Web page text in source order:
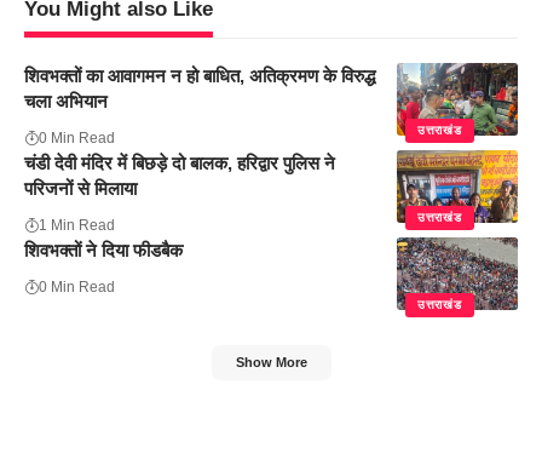
You Might also Like
उत्तराखंड
शिवभक्तों का आवागमन न हो बाधित, अतिक्रमण के विरुद्ध
चला अभियान
0 Min Read
उत्तराखंड
चंडी देवी मंदिर में बिछड़े दो बालक, हरिद्वार पुलिस ने
परिजनों से मिलाया
1 Min Read
उत्तराखंड
शिवभक्तों ने दिया फीडबैक
0 Min Read
Show More